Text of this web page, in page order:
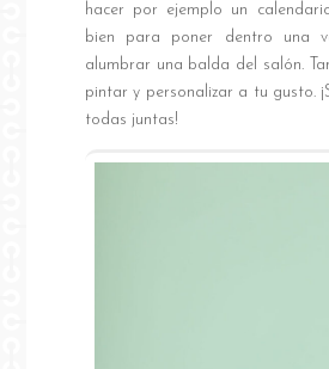
hacer por ejemplo un
bien para poner dentro una
alumbrar una balda del salón.
pintar y personalizar a tu gusto.
todas juntas!